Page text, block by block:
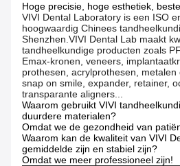
Hoge precisie, hoge esthetiek,
VIVI Dental Laboratory is een ISO
hoogwaardig Chinees
Shenzhen.VIVI Dental Lab maakt
tandheelkundige producten zoals
Emax-kronen, veneers,
prothesen, acrylprothesen, metalen
snap on smile, expander, retainer,
transparante aligners...
Waarom gebruikt VIVI
duurdere materialen?
Omdat we de gezondheid van
Waarom kan de kwaliteit van VIVI
gemiddelde zijn en stabiel zijn?
Omdat we meer professioneel zijn!